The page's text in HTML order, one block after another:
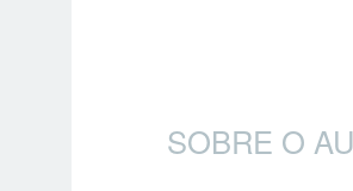
SOBRE O